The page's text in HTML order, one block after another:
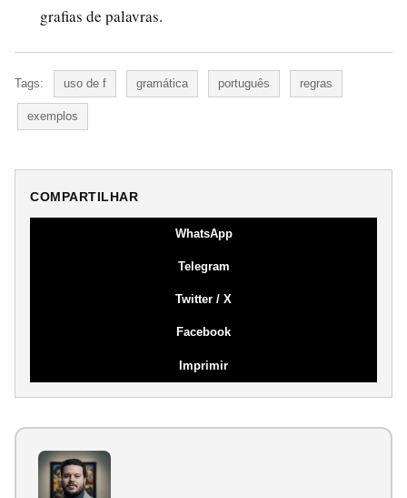
grafias de palavras.
Tags: uso de f gramática português regras
exemplos
COMPARTILHAR
WhatsApp
Telegram
Twitter / X
Facebook
Imprimir